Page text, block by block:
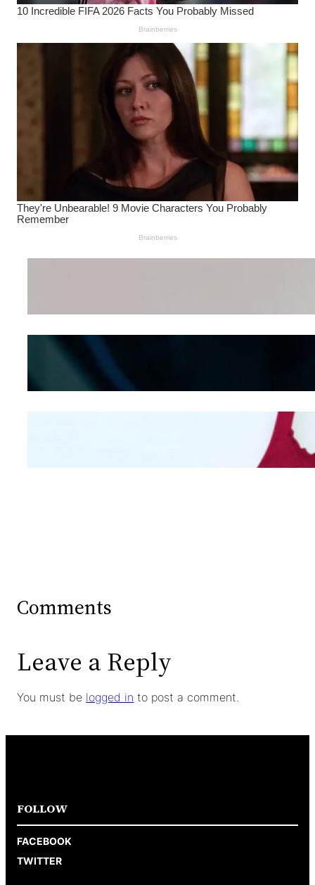
Wanita Pamer Pakaian
Kepribadian
Mengintip Kepribadian
Wanita Dari Warna Bra
Comments
Leave a Reply
You must be logged in to post a comment.
FOLLOW
FACEBOOK
TWITTER